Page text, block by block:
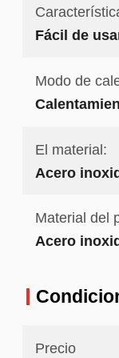
Fácil de
Modo de
El material:
Acero
Material del
Acero
Precio